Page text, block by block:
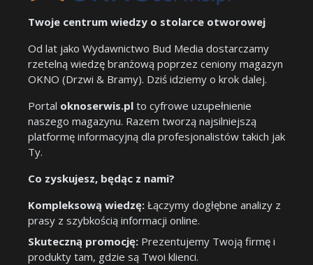
Twoje centrum wiedzy o stolarce otworowej
Od lat jako Wydawnictwo Bud Media dostarczamy
rzetelną wiedzę branżową poprzez ceniony magazyn
OKNO (Drzwi & Bramy). Dziś idziemy o krok dalej.
Portal oknoserwis.pl to cyfrowe uzupełnienie
naszego magazynu. Razem tworzą najsilniejszą
platformę informacyjną dla profesjonalistów takich jak
Ty.
Co zyskujesz, będąc z nami?
Kompleksową wiedzę: Łączymy dogłębne analizy z
prasy z szybkością informacji online.
Skuteczną promocję: Prezentujemy Twoją firmę i
produkty tam, gdzie są Twoi klienci.